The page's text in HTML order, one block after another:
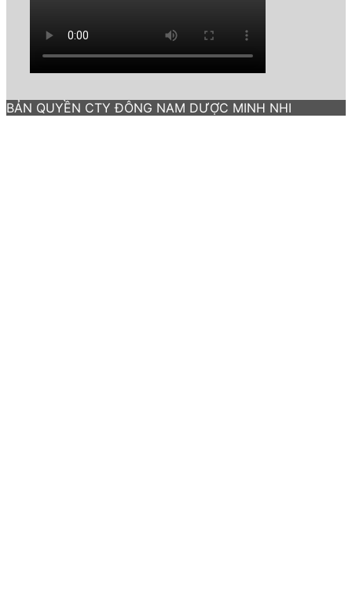
BẢN QUYỀN CTY ĐÔNG NAM DƯỢC MINH NHI